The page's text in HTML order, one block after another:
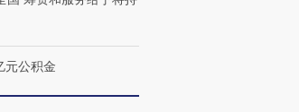
元公积金